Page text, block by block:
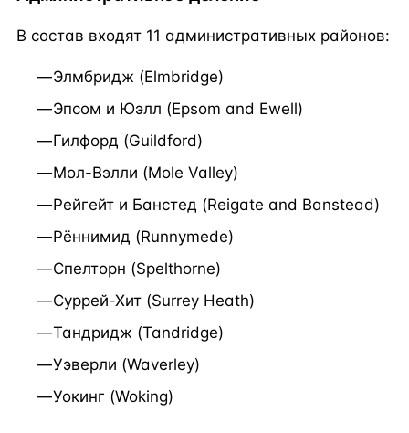
В состав входят 11 административных районов:
Элмбридж (Elmbridge)
Эпсом и Юэлл (Epsom and Ewell)
Гилфорд (Guildford)
Мол-Вэлли (Mole Valley)
Рейгейт и Банстед (Reigate and Banstead)
Рённимид (Runnymede)
Спелторн (Spelthorne)
Суррей-Хит (Surrey Heath)
Тандридж (Tandridge)
Уэверли (Waverley)
Уокинг (Woking)